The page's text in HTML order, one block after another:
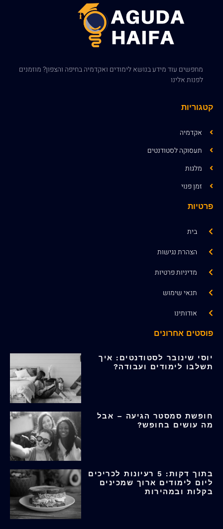
מחפשים עוד מידע בנושא לימודים ואקדמיה בחיפה והצפון? מוזמנים
לפנות אלינו
קטגוריות
אקדמיה
תעסוקה לסטודנטים
מלגות
זמן פנוי
פרטיות
בית
הצהרת נגישות
מדיניות פרטיות
תנאי שימוש
אודותינו
פוסטים אחרונים
יוסי שינובר לסטודנטים: איך
תשלבו לימודים ועבודה?
חופשת סמסטר הגיעה – אבל
מה עושים בחופש?
בתוך דקות: 5 רעיונות לכריכים
ליום לימודים ארוך שמכינים
בקלות ובמהירות